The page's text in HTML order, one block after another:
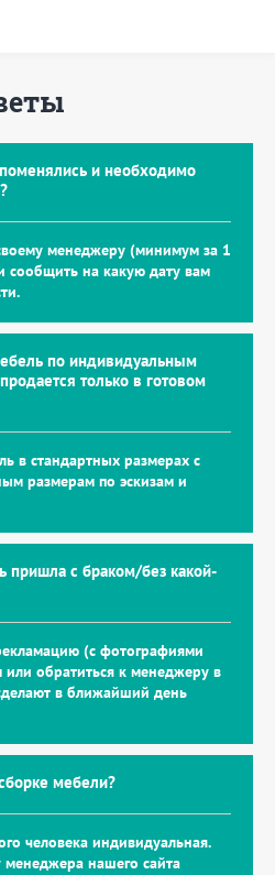
и необходимо
менеджеру (минимум за 1
сообщить на какую дату вам
по индивидуальным
только в готовом
в стандартных размерах с
размерам по эскизам и
пришла с браком/без какой-
(с фотографиями
обратиться к менеджеру в
в ближайший день
мебели?
человека индивидуальная.
нашего сайта